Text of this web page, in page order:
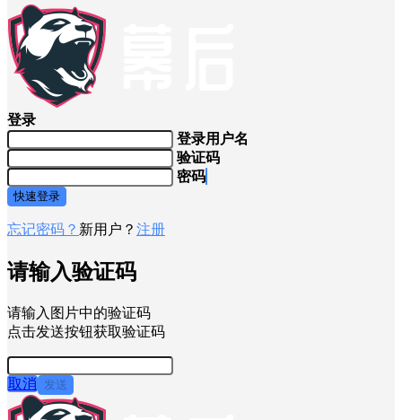
登录
登录用户名
验证码
密码
快速登录
忘记密码？ 新用户？ 注册
请输入验证码
请输入图片中的验证码
点击发送按钮获取验证码
取消 发送